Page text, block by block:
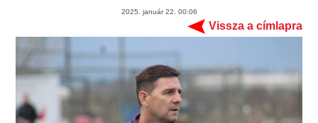
2025. január 22. 00:06
Vissza a címlapra